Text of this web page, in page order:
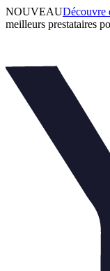
NOUVEAUDécouvre
meilleurs prestataires